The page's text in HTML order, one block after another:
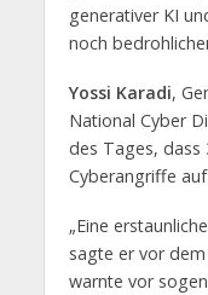
generativer KI
noch
Yossi Karadi,
National Cyber
des Tages, dass
Cyberangriffe
„Eine
sagte er vor
warnte vor